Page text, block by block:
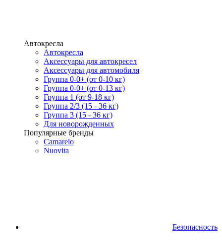
Автокресла
Автокресла
Аксессуары для автокресел
Аксессуары для автомобиля
Группа 0-0+ (от 0-10 кг)
Группа 0-0+ (от 0-13 кг)
Группа 1 (от 9-18 кг)
Группа 2/3 (15 - 36 кг)
Группа 3 (15 - 36 кг)
Для новорожденных
Популярные бренды
Camarelo
Nuovita
Безопасность